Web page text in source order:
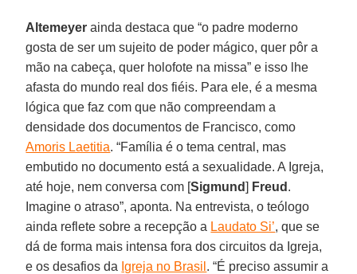
Altemeyer ainda destaca que “o padre moderno
gosta de ser um sujeito de poder mágico, quer pôr a
mão na cabeça, quer holofote na missa” e isso lhe
afasta do mundo real dos fiéis. Para ele, é a mesma
lógica que faz com que não compreendam a
densidade dos documentos de Francisco, como
Amoris Laetitia. “Família é o tema central, mas
embutido no documento está a sexualidade. A Igreja,
até hoje, nem conversa com [Sigmund] Freud .
Imagine o atraso”, aponta. Na entrevista, o teólogo
ainda reflete sobre a recepção a Laudato Si’, que se
dá de forma mais intensa fora dos circuitos da Igreja,
e os desafios da Igreja no Brasil . “É preciso assumir a